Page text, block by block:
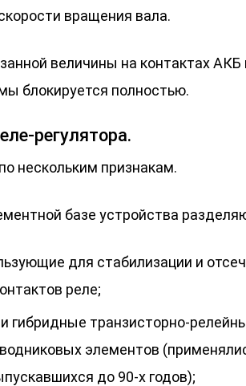
вращения вала.
величины на контактах
блокируется полностью.
регулятора.
нескольким признакам.
базе устройства
для стабилизации и
реле;
гибридные транзисторно-
элементов
до 90-х годов);